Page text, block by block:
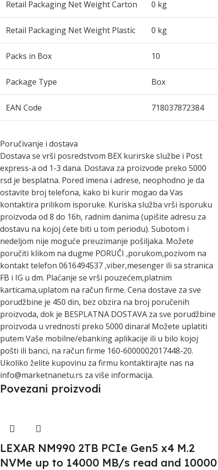
Retail Packaging Net Weight Carton 0 kg
Retail Packaging Net Weight Plastic 0 kg
Packs in Box 10
Package Type Box
EAN Code 718037872384
Poručivanje i dostava
Dostava se vrši posredstvom BEX kurirske službe i Post
express-a od 1-3 dana. Dostava za proizvode preko 5000
rsd je besplatna. Pored imena i adrese, neophodno je da
ostavite broj telefona, kako bi kurir mogao da Vas
kontaktira prilikom isporuke. Kuriska služba vrši isporuku
proizvoda od 8 do 16h, radnim danima (upišite adresu za
dostavu na kojoj ćete biti u tom periodu). Subotom i
nedeljom nije moguće preuzimanje pošiljaka. Možete
poručiti klikom na dugme PORUČI ,porukom,pozivom na
kontakt telefon 0616494537 ,viber,mesenger ili sa stranica
FB i IG u dm. Plaćanje se vrši pouzećem,platnim
karticama,uplatom na račun firme. Cena dostave za sve
porudžbine je 450 din, bez obzira na broj poručenih
proizvoda, dok je BESPLATNA DOSTAVA za sve porudžbine
proizvoda u vrednosti preko 5000 dinara! Možete uplatiti
putem Vaše mobilne/ebanking aplikacije ili u bilo kojoj
pošti ili banci, na račun firme 160-6000002017448-20.
Ukoliko želite kupovinu za firmu kontaktirajte nas na
info@marketnanetu.rs za više informacija.
Povezani proizvodi
LEXAR NM990 2TB PCIe Gen5 x4 M.2
NVMe up to 14000 MB/s read and 10000